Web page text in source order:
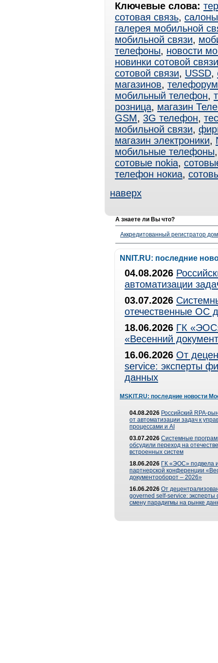
Ключевые слова:
сотовая связь,
галерея мобильной
мобильной связи,
телефоны, новости
новинки сотовой связи
сотовой связи, USSD,
магазинов, телефорум
мобильный телефон,
розница, магазин
GSM, 3G телефон,
мобильной связи,
магазин электроники,
мобильные телефоны
сотовые nokia,
телефон нокиа,
наверх
А знаете ли Вы что?
Аккредитованный регистратор
NNIT.RU: последние
04.08.2026
автоматизации
03.07.2026
отечественные ОС
18.06.2026 ГК
«Весенний
16.06.2026 От
service: эксперты
данных
MSKIT.RU: последние новости
04.08.2026 Российский RPA-
от автоматизации задач к
процессами и AI
03.07.2026 Системные
обсудили переход на
встроенных систем
18.06.2026 ГК «ЭОС» подвела
партнерской конференции
документооборот – 2026»
16.06.2026 От
governed self-service: эксперты
смену парадигмы на рынке